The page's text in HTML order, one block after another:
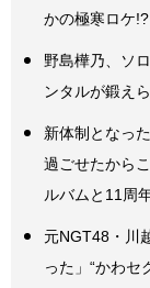
かの極寒ロケ
野島樺乃、ソ
ンタルが鍛え
新体制となっ
過ごせたから
ルバムと11周
元NGT48・川
った」“かわセ